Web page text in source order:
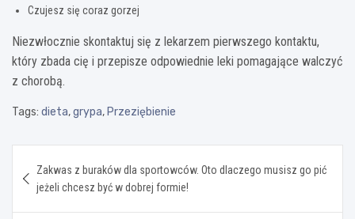
Czujesz się coraz gorzej
Niezwłocznie skontaktuj się z lekarzem pierwszego kontaktu,
który zbada cię i przepisze odpowiednie leki pomagające walczyć
z chorobą.
Tags: dieta,grypa, Przeziębienie
wpisu
Zakwas z buraków dla sportowców. Oto dlaczego musisz go pić
jeżeli chcesz być w dobrej formie!